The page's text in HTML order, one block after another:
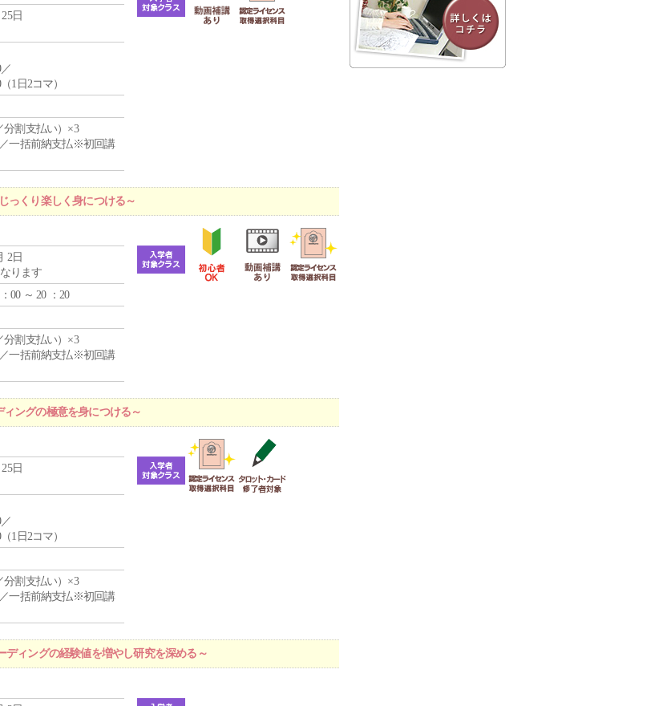
日
1日2コマ）
分割支払い）×3
／一括前納支払※初回講
っくり楽しく身につける～
2日
ります
00 ～ 20 ：20
分割支払い）×3
／一括前納支払※初回講
ングの極意を身につける～
日
1日2コマ）
分割支払い）×3
／一括前納支払※初回講
ィングの経験値を増やし研究を深める～